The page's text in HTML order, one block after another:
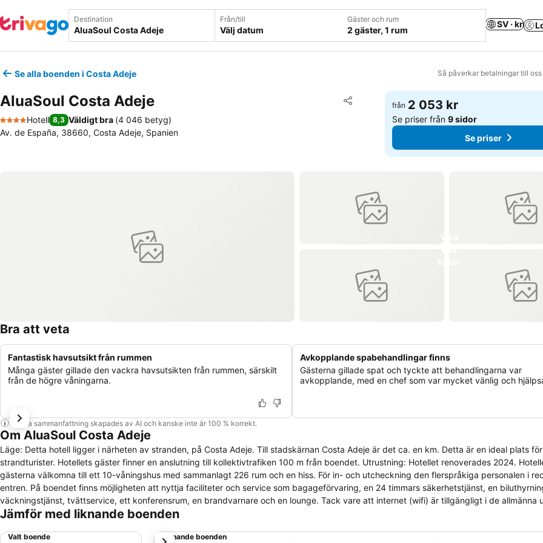
Destination Från/till
Välj datum
Gäster och rum
2 gäster, 1 rum
SV · kr
Se alla boenden i Costa Adeje Så påverkar betalningar till
AluaSoul Costa Adeje Dela
Lägg till i Mina Favoriter
4 Stjärnor
Hotell 8,3 Väldigt bra (4 046 betyg)
Av. de España, 38660, Costa Adeje, Spanien
från 2 053 kr
Se priser från9 sidor
Se priser
Bra att veta
Fantastisk havsutsikt från rummen
Många gäster gillade den vackra havsutsikten från rummen, särskilt
från de högre våningarna.
Avkopplande spabehandlingar finns
Gästerna gillade spat och tyckte att behandlingarna var
avkopplande, med en chef som var mycket vänlig och
Denna sammanfattning skapades av AI och kanske inte är 100 % korrekt.
Om AluaSoul Costa Adeje
Läge: Detta hotell ligger i närheten av stranden, på Costa Adeje. Till stadskärnan Costa Adeje är det ca. en km. Detta är en ideal plats för
strandturister. Hotellets gäster finner en anslutning till kollektivtrafiken 100 m från boendet. Utrustning: Hotellet renoverades 2024.
gästerna välkomna till ett 10-våningshus med sammanlagt 226 rum och en hiss. För in- och utcheckning den flerspråkiga personalen i
entren. På boendet finns möjligheten att nyttja faciliteter och service som bagageförvaring, en 24 timmars säkerhetstjänst, en
väckningstjänst, tvättservice, ett konferensrum, en brandvarnare och en lounge. Tack vare att internet (wifi) är tillgängligt i de allmänna
(gratis) kan gästerna lätt hålla kontakten med nära och kära. För parkering står ett garage (avgiftsbelagt) till förfogande. Boende: I
med ett kassaskåp och en minibar. Här finns även ett minikylskåp och en te-/kaffemaskin. Gästerna har även tillgång till strykjärn med
Jämför med liknande boenden
Valt boende Liknande boenden
nästa